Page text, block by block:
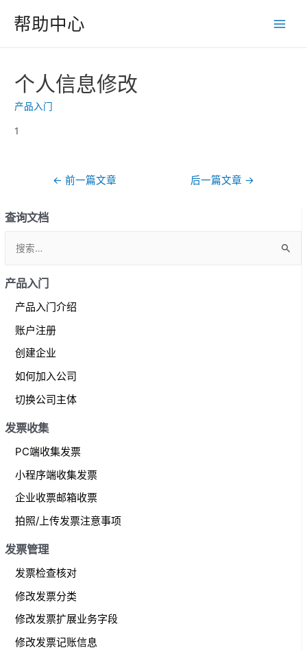
帮助中心
查询文档
a
产品入门
产品入门介绍
账户注册
创建企业
如何加入公司
切换公司主体
发票收集
PC端收集发票
小程序端收集发票
企业收票邮箱收票
拍照/上传发票注意事项
发票管理
发票检查核对
修改发票分类
修改发票扩展业务字段
修改发票记账信息
个人信息修改
产品入门
1
导
← 前一篇文章 后一篇文章 →